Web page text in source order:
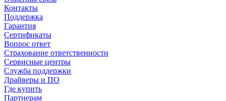
Контакты
Поддержка
Гарантия
Сертификаты
Вопрос ответ
Страхование ответственности
Сервисные центры
Служба поддержки
Драйверы и ПО
Где купить
Партнерам